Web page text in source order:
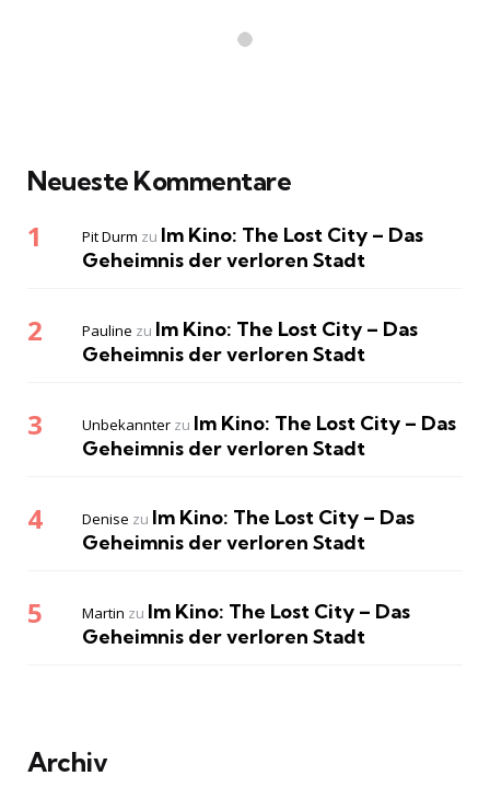
Neueste Kommentare
Pit Durm zu Im Kino: The Lost City – Das
Geheimnis der verloren Stadt
Pauline zu Im Kino: The Lost City – Das
Geheimnis der verloren Stadt
Unbekannter zu Im Kino: The Lost City – Das
Geheimnis der verloren Stadt
Denise zu Im Kino: The Lost City – Das
Geheimnis der verloren Stadt
Martin zu Im Kino: The Lost City – Das
Geheimnis der verloren Stadt
Archiv